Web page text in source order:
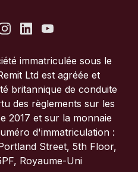
immatriculée sous le
Ltd est agréée et
britannique de conduite
des règlements sur les
2017 et sur la monnaie
d'immatriculation :
Street, 5th Floor,
Royaume-Uni